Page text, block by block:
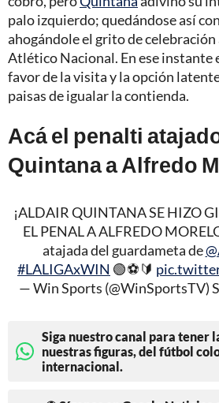
palo izquierdo; quedándose así
ahogándole el grito de
Atlético Nacional. En ese instante
favor de la visita y la opción
paisas de igualar la contienda.
Acá el penalti
Quintana a Alfredo
¡ALDAIR QUINTANA SE HIZO
EL PENAL A ALFREDO
atajada del guardameta de
#LALIGAxWIN 🟢⚽🔰
— Win Sports (@WinSportsTV)
Siga nuestro canal para tener
nuestras figuras, del fútbol
internacional.